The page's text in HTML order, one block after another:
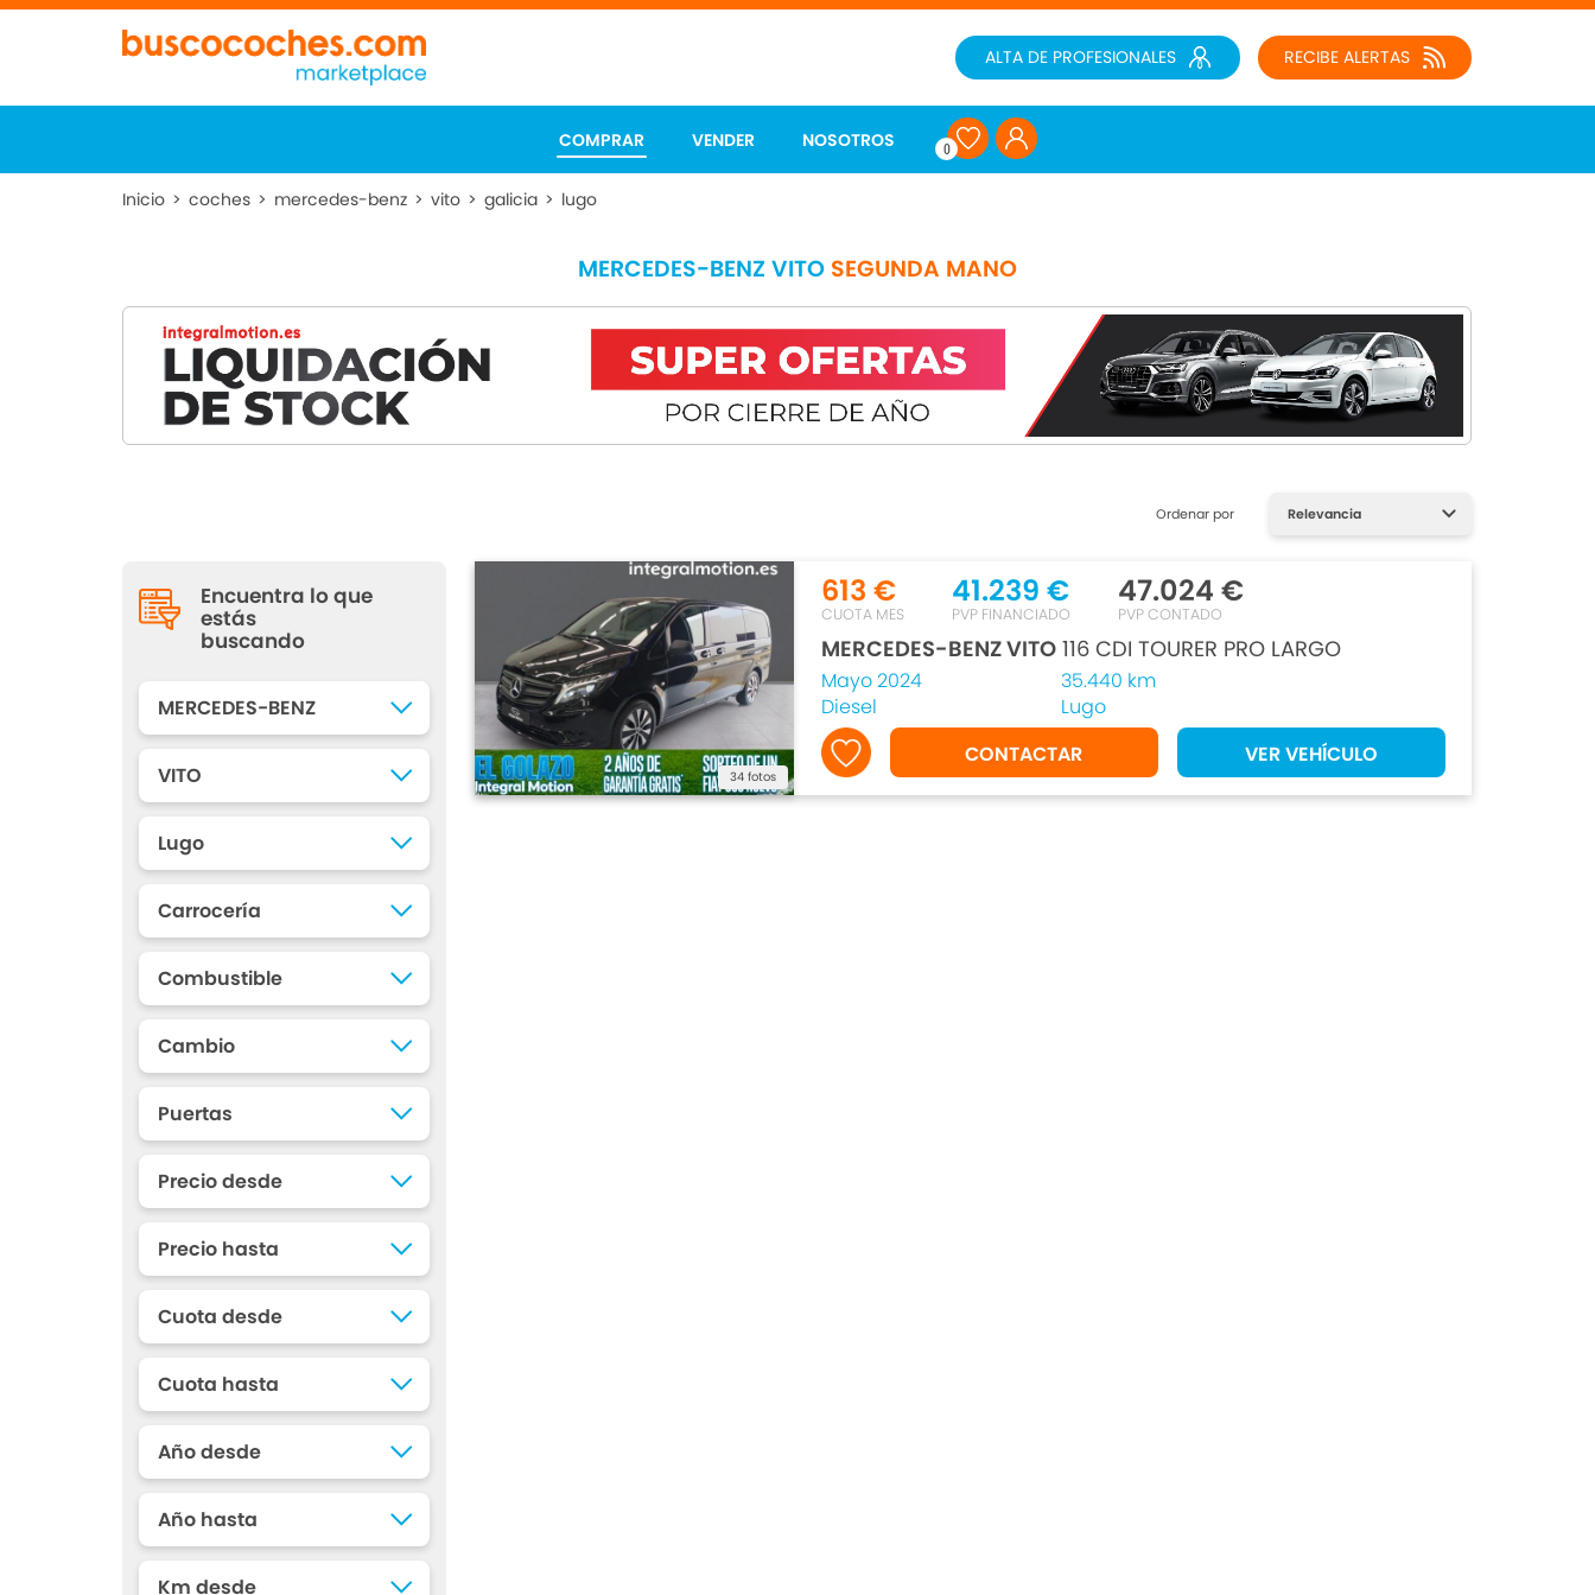
RECIBE ALERTAS
ALTA DE PROFESIONALES
COMPRAR VENDER NOSOTROS 0
Inicio > coches > mercedes-benz > vito > galicia > lugo
MERCEDES-BENZ VITO SEGUNDA MANO
Encuentra lo que
estás
buscando
Ordenar por
34 fotos
613 €
CUOTA MES
41.239 €
PVP FINANCIADO
47.024 €
PVP CONTADO
MERCEDES-BENZ VITO116 CDI TOURER PRO LARGO
Mayo 2024
Diesel
35.440 km
Lugo
CONTACTAR
VER VEHÍCULO